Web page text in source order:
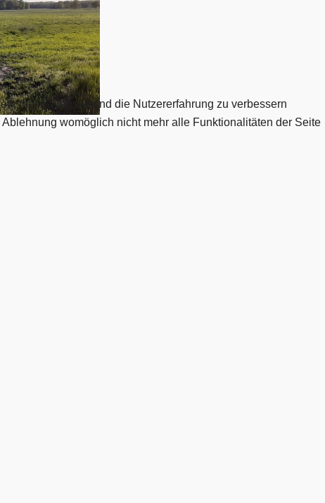
diese Website und die Nutzererfahrung zu verbessern
womöglich nicht mehr alle Funktionalitäten der Seite